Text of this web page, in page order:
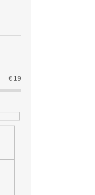
€19